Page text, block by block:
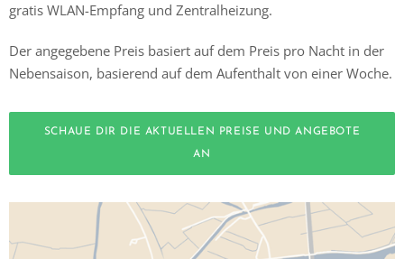
gratis WLAN-Empfang und Zentralheizung.
Der angegebene Preis basiert auf dem Preis pro Nacht in der
Nebensaison, basierend auf dem Aufenthalt von einer Woche.
SCHAUE DIR DIE AKTUELLEN PREISE UND ANGEBOTE
AN